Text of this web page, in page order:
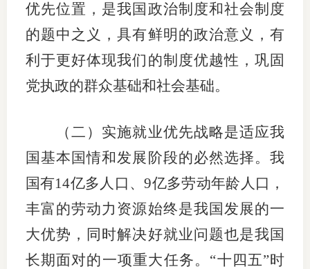
优先位置，是我国政治制度和社会制度
的题中之义，具有鲜明的政治意义，有
利于更好体现我们的制度优越性，巩固
党执政的群众基础和社会基础。
（二）实施就业优先战略是适应我
国基本国情和发展阶段的必然选择。我
国有14亿多人口、9亿多劳动年龄人口，
丰富的劳动力资源始终是我国发展的一
大优势，同时解决好就业问题也是我国
长期面对的一项重大任务。“十四五”时